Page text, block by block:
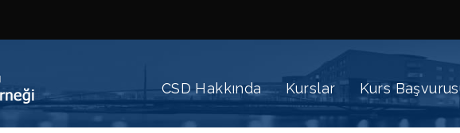
CSD Hakkında Kurslar Kurs